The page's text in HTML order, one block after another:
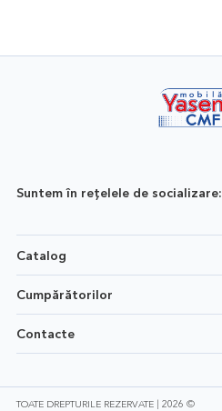
Suntem în rețelele de socializare:
Catalog
Cumpărătorilor
Contacte
TOATE DREPTURILE REZERVATE | 2026 ©